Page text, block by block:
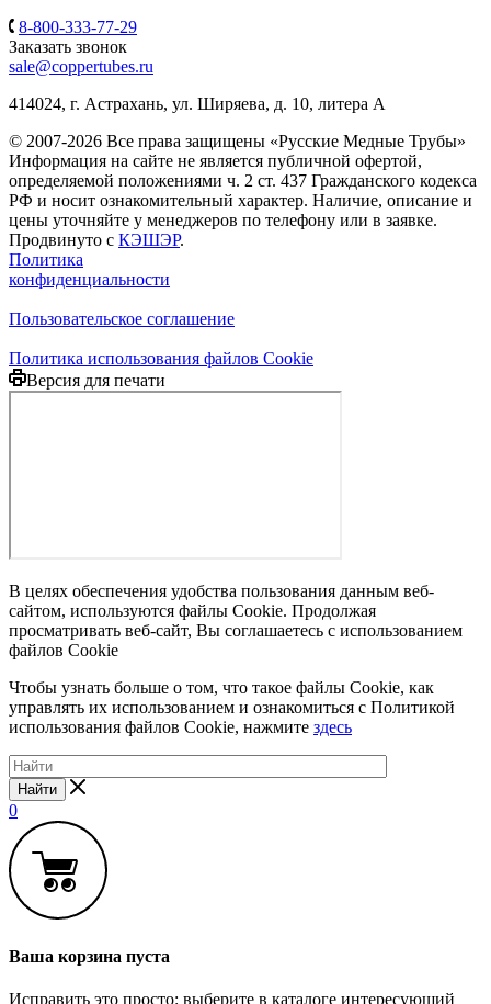
8-800-333-77-29
Заказать звонок
sale@coppertubes.ru
414024, г. Астрахань, ул. Ширяева, д. 10, литера А
© 2007-2026 Все права защищены «Русские Медные Трубы»
Информация на сайте не является публичной офертой,
определяемой положениями ч. 2 ст. 437 Гражданского кодекса
РФ и носит ознакомительный характер. Наличие, описание и
цены уточняйте у менеджеров по телефону или в заявке.
Продвинуто с КЭШЭР.
Политика
конфиденциальности
Пользовательское соглашение
Политика использования файлов Cookie
Версия для печати
В целях обеспечения удобства пользования данным веб-
сайтом, используются файлы Cookie. Продолжая
просматривать веб-сайт, Вы соглашаетесь с использованием
файлов Cookie
Чтобы узнать больше о том, что такое файлы Cookie, как
управлять их использованием и ознакомиться с Политикой
использования файлов Cookie, нажмите здесь
Найти
0
Ваша корзина пуста
Исправить это просто: выберите в каталоге интересующий